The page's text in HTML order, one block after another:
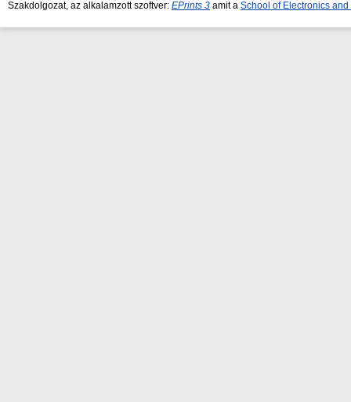
Szakdolgozat, az alkalamzott szoftver: EPrints 3 amit a School of Electronics